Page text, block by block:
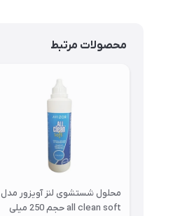
محصولات مرتبط
محلول شستشوی لنز آویزور مدل
all clean soft حجم 250 میلی